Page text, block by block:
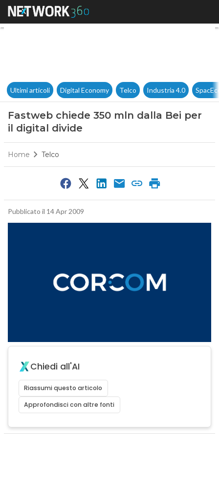
Fastweb chiede 350 mln
Ultimi articoli Digital Economy Telco Industria 4.0
Fastweb chiede 350 mln dalla Bei per
il digital divide
Home Telco
Pubblicato il 14 Apr 2009
Chiedi all'AI
Riassumi questo articolo
Approfondisci con altre fonti